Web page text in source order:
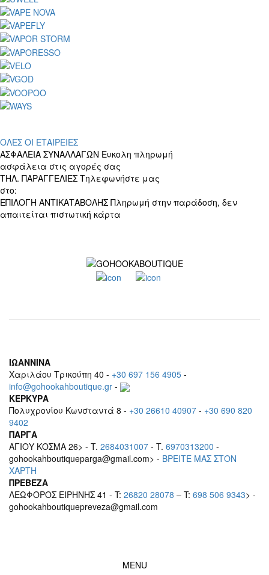
ΟΛΕΣ ΟΙ ΕΤΑΙΡΕΙΕΣ
ΑΣΦΑΛΕΙΑ ΣΥΝΑΛΛΑΓΩΝ Ευκολη πληρωμή
ασφάλεια στις αγορές σας
ΤΗΛ. ΠΑΡΑΓΓΕΛΙΕΣ Τηλεφωνήστε μας
στο:
ΕΠΙΛΟΓΗ ΑΝΤΙΚΑΤΑΒΟΛΗΣ Πληρωμή στην παράδοση, δεν
απαιτείται πιστωτική κάρτα
ΙΩΑΝΝΙΝΑ
Χαριλάου Τρικούπη 40 - +30 697 156 4905 -
info@gohookahboutique.gr -
ΚΕΡΚΥΡΑ
Πολυχρονίου Κωνσταντά 8 - +30 26610 40907 - +30 690 820
9402
ΠΑΡΓΑ
ΑΓΙΟΥ ΚΟΣΜΑ 26> - T. 2684031007 - T. 6970313200 -
gohookahboutiqueparga@gmail.com> - BΡEITE MAΣ ΣΤΟΝ
ΧΑΡΤΗ
ΠΡΕΒΕΖΑ
ΛΕΩΦΟΡΟΣ ΕΙΡΗΝΗΣ 41 - T: 26820 28078 – T: 698 506 9343> -
gohookahboutiquepreveza@gmail.com
MENU